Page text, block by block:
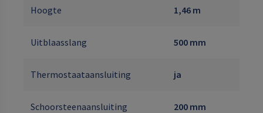
Hoogte 1,46 m
Uitblaasslang 500 mm
Thermostaataansluiting ja
Schoorsteenaansluiting 200 mm